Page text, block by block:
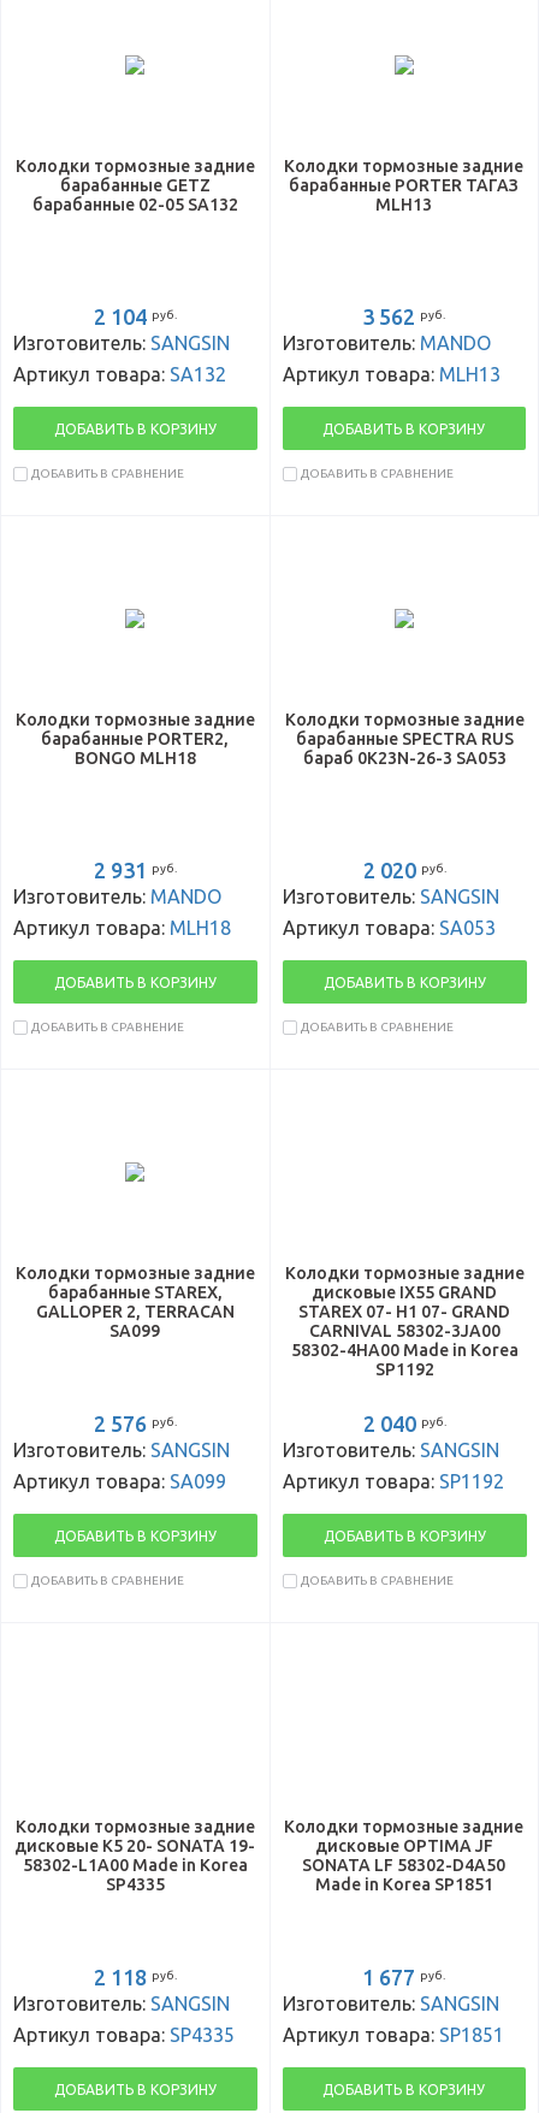
Колодки тормозные задние
барабанные GETZ
барабанные 02-05 SA132
2 104 руб.
Изготовитель: SANGSIN
Артикул товара: SA132
ДОБАВИТЬ В КОРЗИНУ
ДОБАВИТЬ В СРАВНЕНИЕ
Колодки тормозные задние
барабанные PORTER ТАГАЗ
MLH13
3 562 руб.
Изготовитель: MANDO
Артикул товара: MLH13
ДОБАВИТЬ В КОРЗИНУ
ДОБАВИТЬ В СРАВНЕНИЕ
Колодки тормозные задние
барабанные PORTER2,
BONGO MLH18
2 931 руб.
Изготовитель: MANDO
Артикул товара: MLH18
ДОБАВИТЬ В КОРЗИНУ
ДОБАВИТЬ В СРАВНЕНИЕ
Колодки тормозные задние
барабанные SPECTRA RUS
бараб 0K23N-26-3 SA053
2 020 руб.
Изготовитель: SANGSIN
Артикул товара: SA053
ДОБАВИТЬ В КОРЗИНУ
ДОБАВИТЬ В СРАВНЕНИЕ
Колодки тормозные задние
барабанные STAREX,
GALLOPER 2, TERRACAN
SA099
2 576 руб.
Изготовитель: SANGSIN
Артикул товара: SA099
ДОБАВИТЬ В КОРЗИНУ
ДОБАВИТЬ В СРАВНЕНИЕ
Колодки тормозные задние
дисковые IX55 GRAND
STAREX 07- H1 07- GRAND
CARNIVAL 58302-3JA00
58302-4HA00 Made in Korea
SP1192
2 040 руб.
Изготовитель: SANGSIN
Артикул товара: SP1192
ДОБАВИТЬ В КОРЗИНУ
ДОБАВИТЬ В СРАВНЕНИЕ
Колодки тормозные задние
дисковые K5 20- SONATA 19-
58302-L1A00 Made in Korea
SP4335
2 118 руб.
Изготовитель: SANGSIN
Артикул товара: SP4335
ДОБАВИТЬ В КОРЗИНУ
Колодки тормозные задние
дисковые OPTIMA JF
SONATA LF 58302-D4A50
Made in Korea SP1851
1 677 руб.
Изготовитель: SANGSIN
Артикул товара: SP1851
ДОБАВИТЬ В КОРЗИНУ